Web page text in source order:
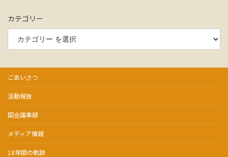
カテゴリー
ごあいさつ
活動報告
国会議事録
メディア情報
18年間の軌跡